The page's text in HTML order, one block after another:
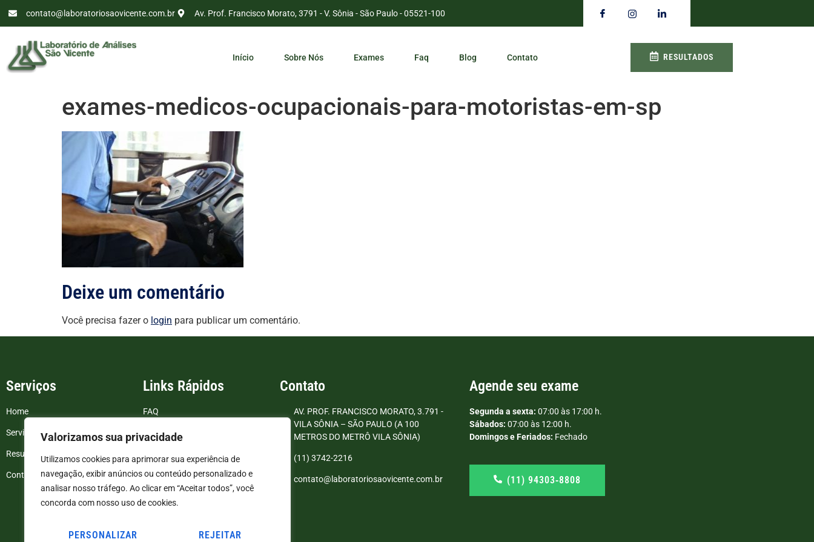
Valorizamos sua privacidade
Utilizamos cookies para aprimorar sua experiência de
navegação, exibir anúncios ou conteúdo personalizado e
analisar nosso tráfego. Ao clicar em “Aceitar todos”, você
concorda com nosso uso de cookies.
PERSONALIZAR REJEITAR
contato@laboratoriosaovicente.com.br Av. Prof. Francisco Morato, 3791 - V. Sônia - São Paulo - 05521-100
Início Sobre Nós Exames Faq Blog Contato RESULTADOS
exames-medicos-ocupacionais-para-motoristas-em-sp
Deixe um comentário
Você precisa fazer o login para publicar um comentário.
Serviços
Home
Serviços
Resultados de exames
Contato
Links Rápidos
FAQ
Blog
Politica de Privacidade
Termos e Condições
Contato
AV. PROF. FRANCISCO MORATO, 3.791 -
VILA SÔNIA – SÃO PAULO (A 100
METROS DO METRÔ VILA SÔNIA)
(11) 3742-2216
contato@laboratoriosaovicente.com.br
Agende seu exame
Segunda a sexta: 07:00 às 17:00 h.
Sábados: 07:00 às 12:00 h.
Domingos e Feriados: Fechado
(11) 94303‑8808